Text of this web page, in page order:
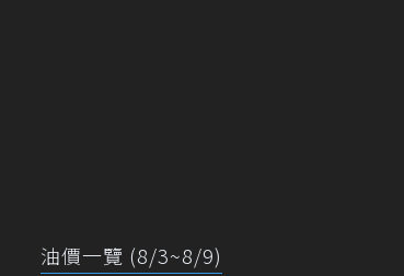
油價一覽 (8/3~8/9)